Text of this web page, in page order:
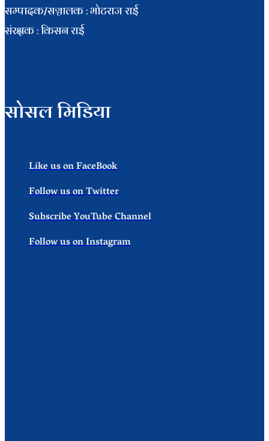
सम्पादक/सञ्चालक : भाेटराज राई
संरक्षक : किसन राई
सोसल मिडिया
Like us on FaceBook
Follow us on Twitter
Subscribe YouTube Channel
Follow us on Instagram